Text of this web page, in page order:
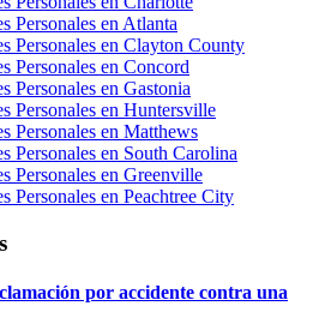
Personales en Atlanta
Personales en Clayton County
Personales en Concord
Personales en Gastonia
Personales en Huntersville
Personales en Matthews
Personales en South Carolina
Personales en Greenville
Personales en Peachtree City
por accidente contra una